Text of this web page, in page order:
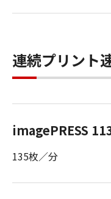
連続プリント
imagePRESS
135枚／分